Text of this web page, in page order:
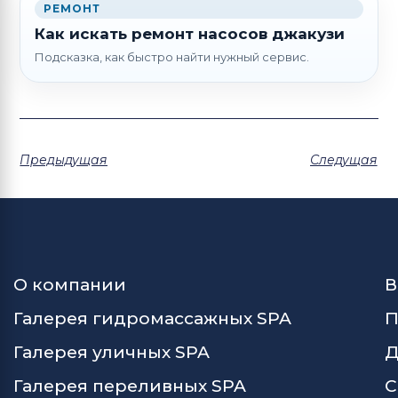
РЕМОНТ
Как искать ремонт насосов джакузи
Подсказка, как быстро найти нужный сервис.
Предыдущая Следущая
О компании
Галерея гидромассажных SPA
Галерея уличных SPA
Галерея переливных SPA